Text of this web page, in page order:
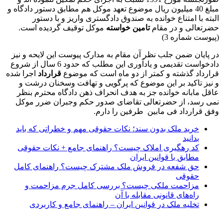
مبلغ 40 میلیون ریال موضوع تعهد موکل هم مطابق دستور دادگاه و
البته با امتناع خوانده به صندوق دادگستری واریز و با دستور
حضرتعالی و در مقامتامین خواسته موکل توقیف گردیده است.
(پیوست شماره 3)
در پایان ضمن جلب نظر آن مقام به مدارک پیوست این لایحه و نیز
دادخواست تقدیمی و یادآوری این مطلب که حدود 6 سال از شروع
قرارداد گذشته و کمتر از دو ماه است که موضوع قرارداد اجرا شده
و نیز تاکید بر این موضوع که پرگویی و تهافت وسخنان درشت و
عاقل مابانه خوانده جز به هدف انحراف ذهن دادگاه محترم بنظر
نمی رسد، از حضرتعالی تقاضای صدور حکم وجبران ضرر موکل
وفق قرارداد فی مابین طرفین را دارم.
خرید ملک بدون سند؛ نکات حقوقی مهم و خطراتی که باید
بدانید
کد رهگیری املاک چیست؟ راهنمای جامع + نکات حقوقی
مطابق با قوانین ایران
حق شفعه در فروش ملک مشترک چیست؟ راهنمای کامل
حقوقی
مزاحمت ملکی چیست؟ بررسی کامل جرم مزاحمت و
راه‌های قانونی مقابله با آن
تخلیه ملک در قوانین ایران – راهنمای جامع و کاربردی